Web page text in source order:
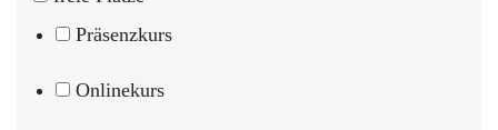
Präsenzkurs
Onlinekurs